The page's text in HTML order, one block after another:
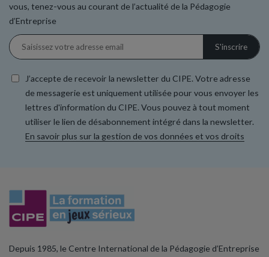
vous, tenez-vous au courant de l’actualité de la Pédagogie
d’Entreprise
J’accepte de recevoir la newsletter du CIPE. Votre adresse
de messagerie est uniquement utilisée pour vous envoyer les
lettres d'information du CIPE. Vous pouvez à tout moment
utiliser le lien de désabonnement intégré dans la newsletter.
En savoir plus sur la gestion de vos données et vos droits
Depuis 1985, le Centre International de la Pédagogie d’Entreprise